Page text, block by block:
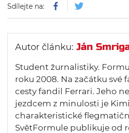
Sdílejte na:
Autor článku: Ján
Student žurnalistiky.
roku 2008. Na začátku své
cesty fandil Ferrari. Jeho
jezdcem z minulosti je
charakteristické
SvětFormule publikuje od